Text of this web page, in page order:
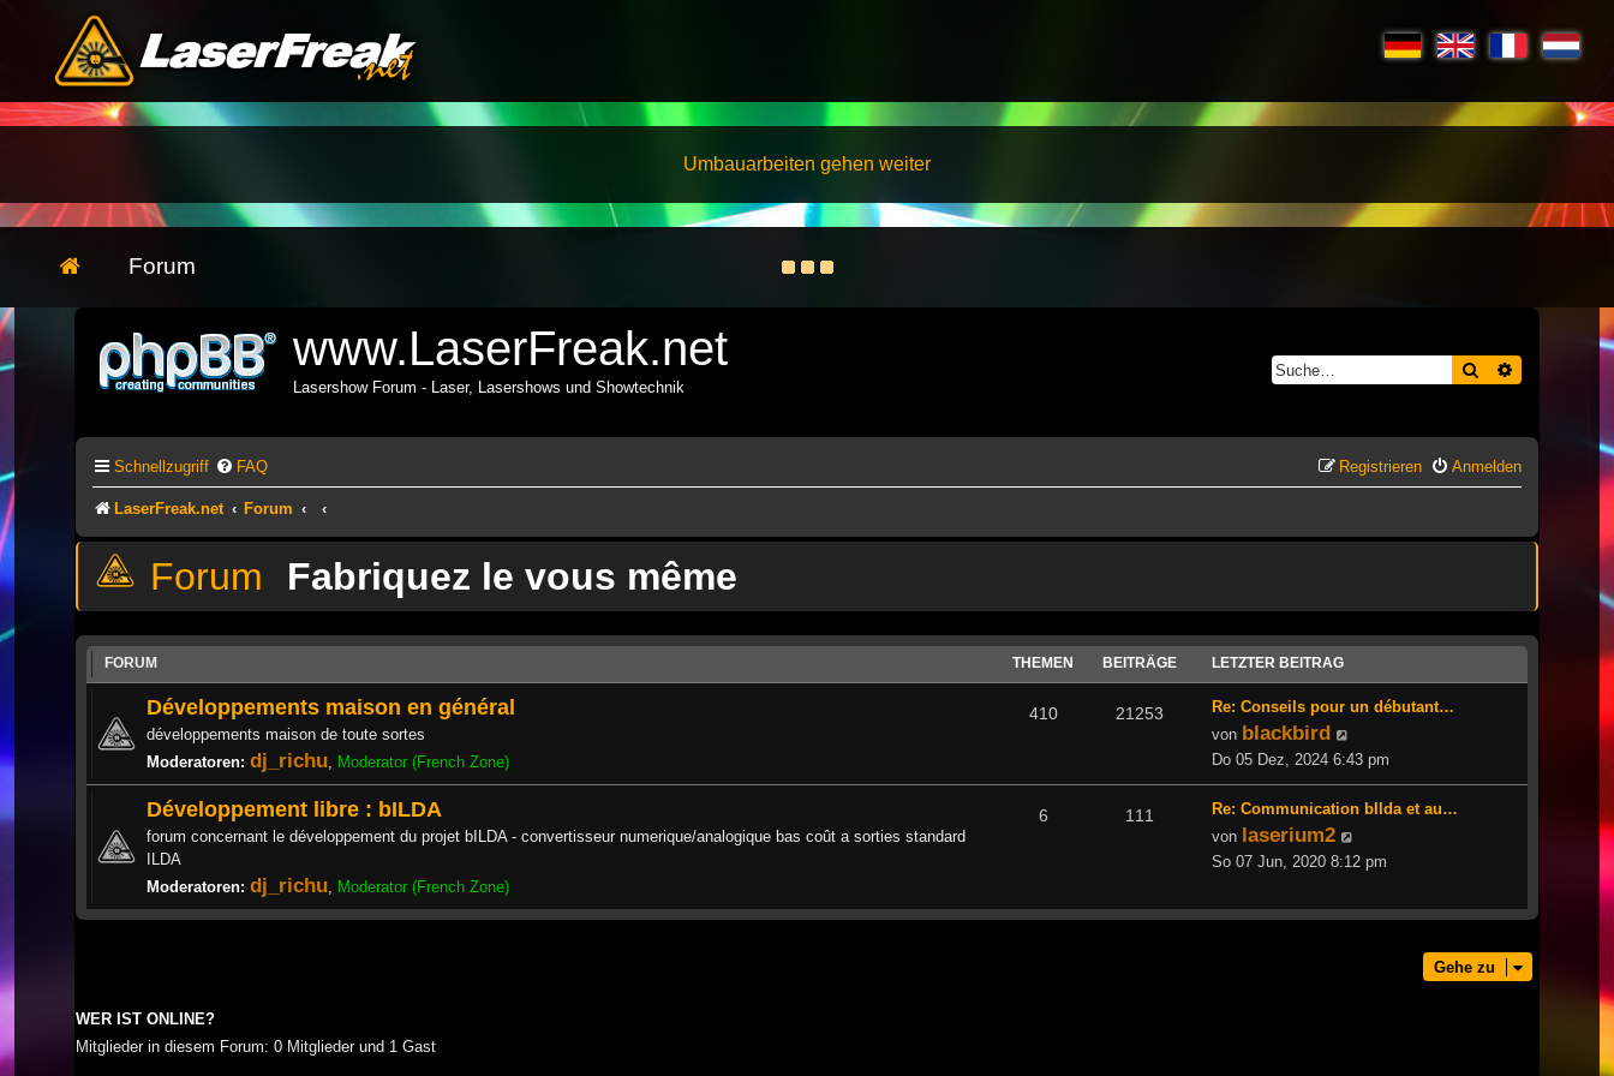
Umbauarbeiten gehen weiter
Forum
www.LaserFreak.net
Lasershow Forum - Laser, Lasershows und Showtechnik
Suche
Schnellzugriff FAQ Anmelden
Registrieren
LaserFreak.net Forum
Fabriquez le vous même
FORUM THEMEN BEITRÄGE LETZTER BEITRAG
Développements maison en général
développements maison de toute sortes
Moderatoren: dj_richu Moderator (French Zone)
410 21253
Re: Conseils pour un débutant…
von blackbird
Beitrag
Do 05 Dez, 2024 6:43 pm
Développement libre : bILDA
forum concernant le développement du projet bILDA - convertisseur numerique/analogique bas coût a sorties standard
ILDA
Moderatoren: dj_richu Moderator (French Zone)
6 111
Re: Communication bIlda et au…
von laserium2
Beitrag
So 07 Jun, 2020 8:12 pm
Gehe zu
WER IST ONLINE?
Mitglieder in diesem Forum: 0 Mitglieder und 1 Gast